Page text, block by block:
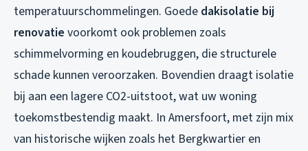
temperatuurschommelingen. Goede dakisolatie bij
renovatie voorkomt ook problemen zoals
schimmelvorming en koudebruggen, die structurele
schade kunnen veroorzaken. Bovendien draagt isolatie
bij aan een lagere CO2-uitstoot, wat uw woning
toekomstbestendig maakt. In Amersfoort, met zijn mix
van historische wijken zoals het Bergkwartier en